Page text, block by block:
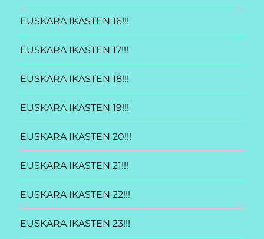
EUSKARA IKASTEN 16!!!
EUSKARA IKASTEN 17!!!
EUSKARA IKASTEN 18!!!
EUSKARA IKASTEN 19!!!
EUSKARA IKASTEN 20!!!
EUSKARA IKASTEN 21!!!
EUSKARA IKASTEN 22!!!
EUSKARA IKASTEN 23!!!